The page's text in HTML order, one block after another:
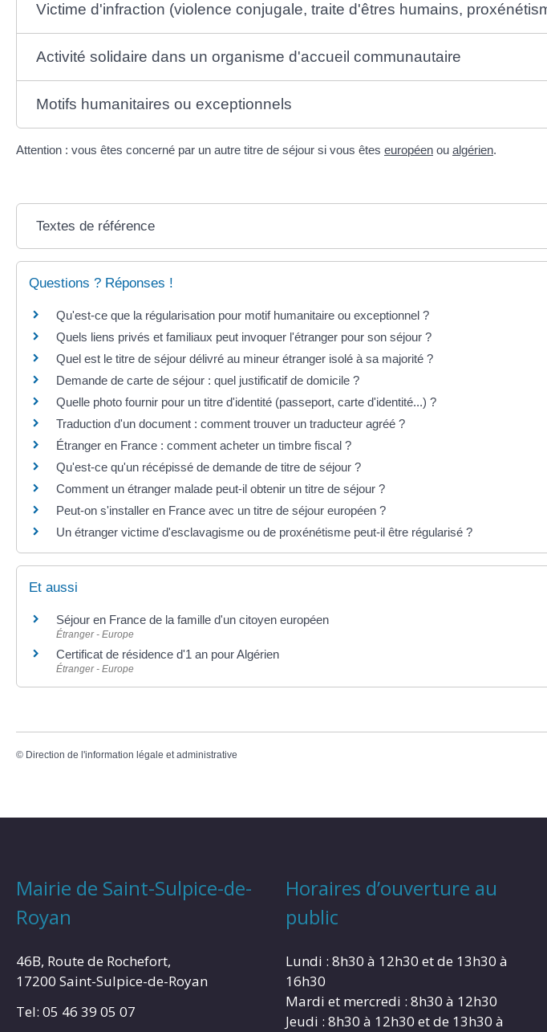
Victime d'infraction (violence conjugale, traite d'êtres humains,
Activité solidaire dans un organisme d'accueil communautaire
Motifs humanitaires ou exceptionnels
Attention : vous êtes concerné par un autre titre de séjour si vous êtes européen ou algérien.
Textes de référence
Questions ? Réponses !
Qu'est-ce que la régularisation pour motif humanitaire ou exceptionnel ?
Quels liens privés et familiaux peut invoquer l'étranger pour son séjour ?
Quel est le titre de séjour délivré au mineur étranger isolé à sa majorité ?
Demande de carte de séjour : quel justificatif de domicile ?
Quelle photo fournir pour un titre d'identité (passeport, carte d'identité...) ?
Traduction d'un document : comment trouver un traducteur agréé ?
Étranger en France : comment acheter un timbre fiscal ?
Qu'est-ce qu'un récépissé de demande de titre de séjour ?
Comment un étranger malade peut-il obtenir un titre de séjour ?
Peut-on s'installer en France avec un titre de séjour européen ?
Un étranger victime d'esclavagisme ou de proxénétisme peut-il être régularisé ?
Et aussi
Séjour en France de la famille d'un citoyen européen
Étranger - Europe
Certificat de résidence d'1 an pour Algérien
Étranger - Europe
© Direction de l'information légale et administrative
Mairie de Saint-Sulpice-de-
Royan
46B, Route de Rochefort,
17200 Saint-Sulpice-de-Royan
Tel: 05 46 39 05 07
Horaires d’ouverture au
public
Lundi : 8h30 à 12h30 et de 13h30 à
16h30
Mardi et mercredi : 8h30 à 12h30
Jeudi : 8h30 à 12h30 et de 13h30 à